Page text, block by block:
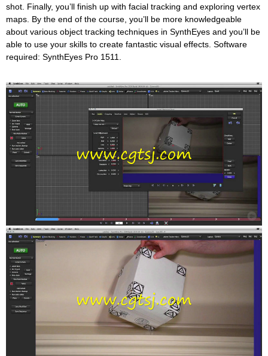
shot. Finally, you’ll finish up with facial tracking and exploring vertex
maps. By the end of the course, you’ll be more knowledgeable
about various object tracking techniques in SynthEyes and you’ll be
able to use your skills to create fantastic visual effects. Software
required: SynthEyes Pro 1511.